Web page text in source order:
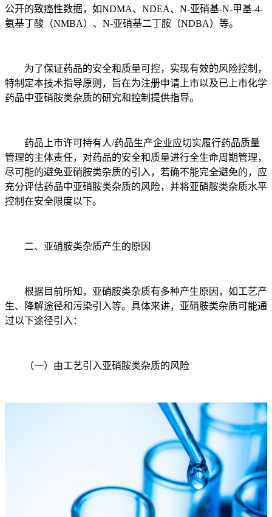
公开的致癌性数据，如NDMA、NDEA、N-亚硝基-N-甲基-4-
氨基丁酸（NMBA）、N-亚硝基二丁胺（NDBA）等。
为了保证药品的安全和质量可控，实现有效的风险控制，
特制定本技术指导原则，旨在为注册申请上市以及已上市化学
药品中亚硝胺类杂质的研究和控制提供指导。
药品上市许可持有人/药品生产企业应切实履行药品质量
管理的主体责任，对药品的安全和质量进行全生命周期管理，
尽可能的避免亚硝胺类杂质的引入，若确不能完全避免的，应
充分评估药品中亚硝胺类杂质的风险，并将亚硝胺类杂质水平
控制在安全限度以下。
二、亚硝胺类杂质产生的原因
根据目前所知，亚硝胺类杂质有多种产生原因，如工艺产
生、降解途径和污染引入等。具体来讲，亚硝胺类杂质可能通
过以下途径引入：
（一）由工艺引入亚硝胺类杂质的风险